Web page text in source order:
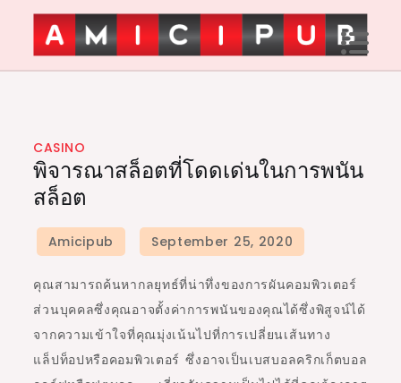
contentAmici Pub
CASINO
พิจารณาสล็อตที่โดดเด่นในการพนัน
สล็อต
คุณสามารถค้นหากลยุทธ์ที่น่าทึ่งของการผันคอมพิวเตอร์
ส่วนบุคคลซึ่งคุณอาจตั้งค่าการพนันของคุณได้ซึ่งพิสูจน์ได้
จากความเข้าใจที่คุณมุ่งเน้นไปที่การเปลี่ยนเส้นทาง
แล็ปท็อปหรือคอมพิวเตอร์ ซึ่งอาจเป็นเบสบอลคริกเก็ตบอล